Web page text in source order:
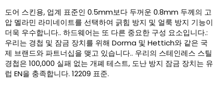
도어 스킨용, 업계 표준인 0.5mm보다 두꺼운 0.8mm 두께의 고
압 멜라민 라미네이트를 선택하여 긁힘 방지 및 얼룩 방지 기능이
더욱 우수합니다.. 하드웨어는 또 다른 중요한 구성 요소입니다.:
우리는 경첩 및 잠금 장치를 위해 Dorma 및 Hettich와 같은 국
제 브랜드와 파트너십을 맺고 있습니다.. 우리의 스테인레스 스틸
경첩은 100,000 실패 없는 개폐 테스트, 도난 방지 잠금 장치는 유
럽 EN을 충족합니다. 12209 표준.